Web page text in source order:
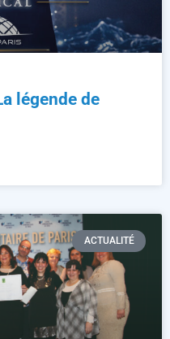
légende de
ACTUALITÉ